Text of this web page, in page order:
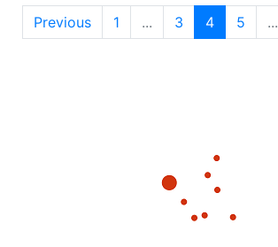
Previous 1 ... 3 4 5 ...